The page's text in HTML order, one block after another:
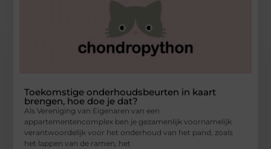
Toekomstige onderhoudsbeurten in kaart
brengen, hoe doe je dat?
Als Vereniging van Eigenaren van een
appartementencomplex ben je gezamenlijk voornamelijk
verantwoordelijk voor het onderhoud van het pand, zoals
het lappen van de ramen, het